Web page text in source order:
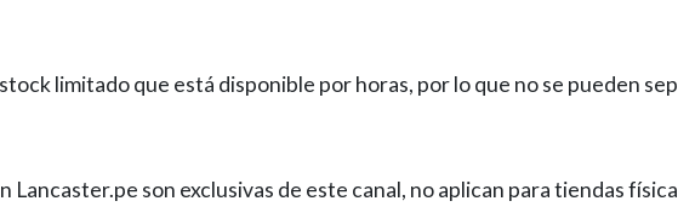
limitado que está disponible por horas, por lo que no se pueden
Lancaster.pe son exclusivas de este canal, no aplican para tiendas